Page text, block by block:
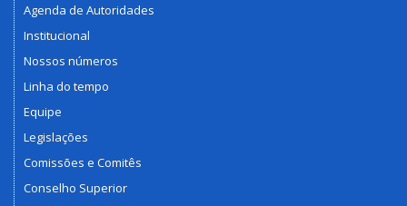
Agenda de Autoridades
Institucional
Nossos números
Linha do tempo
Equipe
Legislações
Comissões e Comitês
Conselho Superior